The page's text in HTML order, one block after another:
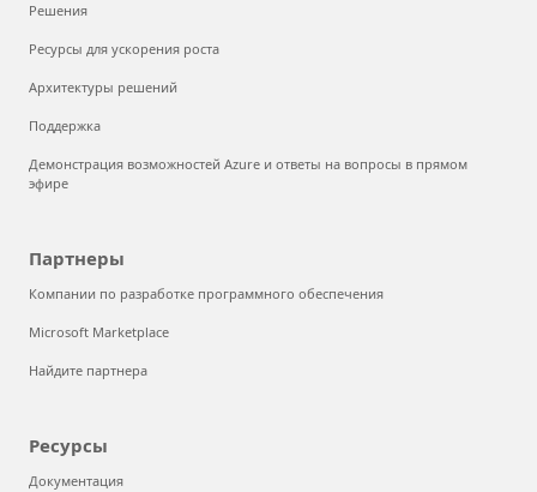
Решения
Ресурсы для ускорения роста
Архитектуры решений
Поддержка
Демонстрация возможностей Azure и ответы на вопросы в прямом
эфире
Партнеры
Компании по разработке программного обеспечения
Microsoft Marketplace
Найдите партнера
Ресурсы
Документация